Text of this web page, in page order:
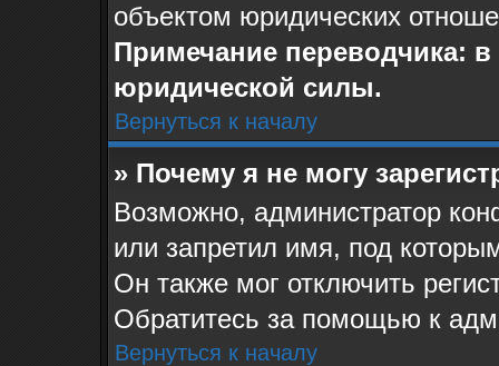
объектом юридических
Примечание переводчика:
юридической силы.
Вернуться к началу
» Почему я не могу
Возможно, администратор
или запретил имя, под
Он также мог отключить
Обратитесь за помощью к
Вернуться к началу